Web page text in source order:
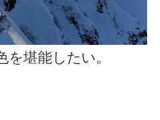
堪能したい。